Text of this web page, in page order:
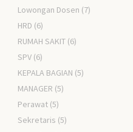
Lowongan Dosen (7)
HRD (6)
RUMAH SAKIT (6)
SPV (6)
KEPALA BAGIAN (5)
MANAGER (5)
Perawat (5)
Sekretaris (5)